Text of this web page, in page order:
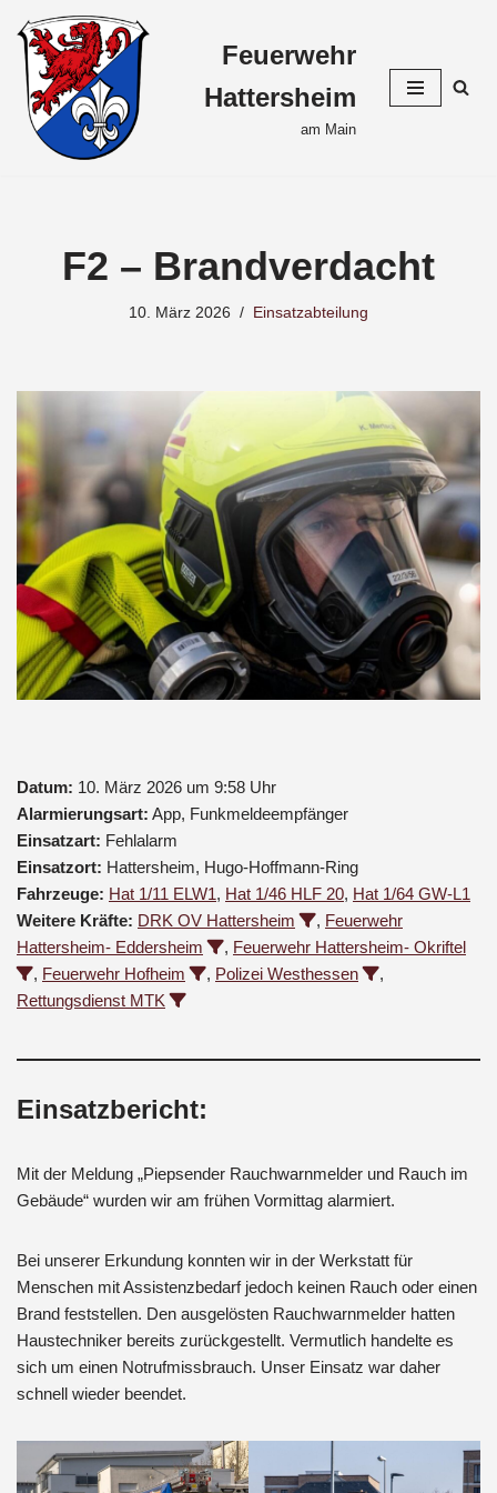
Zum
Inhalt
springen
Feuerwehr
Hattersheim
am Main
F2 – Brandverdacht
10. März 2026 Einsatzabteilung
Datum: 10. März 2026 um 9:58 Uhr
Alarmierungsart: App, Funkmeldeempfänger
Einsatzart: Fehlalarm
Einsatzort: Hattersheim, Hugo-Hoffmann-Ring
Fahrzeuge: Hat 1/11 ELW1, Hat 1/46 HLF 20, Hat 1/64 GW-L1
Weitere Kräfte: DRK OV Hattersheim , Feuerwehr
Hattersheim- Eddersheim
, Feuerwehr Hattersheim- Okriftel
, Feuerwehr Hofheim , Polizei Westhessen
,
Rettungsdienst MTK
Einsatzbericht:
Mit der Meldung „Piepsender Rauchwarnmelder und Rauch im
Gebäude“ wurden wir am frühen Vormittag alarmiert.
Bei unserer Erkundung konnten wir in der Werkstatt für
Menschen mit Assistenzbedarf jedoch keinen Rauch oder einen
Brand feststellen. Den ausgelösten Rauchwarnmelder hatten
Haustechniker bereits zurückgestellt. Vermutlich handelte es
sich um einen Notrufmissbrauch. Unser Einsatz war daher
schnell wieder beendet.